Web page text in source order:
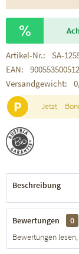
Artikel-Nr.:
SA-
EAN:
Versandgewicht:
P Jetzt
Beschreibung
Bewertungen
0
Bewertungen